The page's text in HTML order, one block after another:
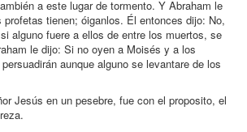
a este lugar de tormento. Y Abraham le
tienen; óiganlos. Él entonces dijo: No,
alguno fuere a ellos de entre los muertos, se
le dijo: Si no oyen a Moisés y a los
aunque alguno se levantare de los
Jesús en un pesebre, fue con el proposito, el